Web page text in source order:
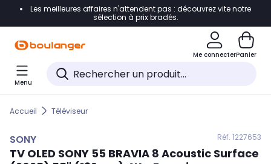
Accéder directement à la navigation
Accéder directement au pied de page
Accéder directement au chatbot
Les meilleures affaires n'attendent pas : découvrez vite notre
sélection à prix bradés.
Me connecterPanier
Menu
Accueil Téléviseur
SONY Réf. 1227653
TV OLED SONY 55 BRAVIA 8 Acoustic Surface